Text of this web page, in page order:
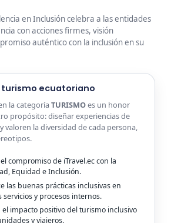
en Inclusión celebra a las entidades
con acciones firmes, visión
auténtico con la inclusión en su
turismo ecuatoriano
la categoría TURISMOes un honor
propósito: diseñar experiencias de
valoren la diversidad de cada persona,
compromiso de iTravel.ec con la
Equidad e Inclusión.
las buenas prácticas inclusivas en
servicios y procesos internos.
el impacto positivo del turismo inclusivo
y viajeros.